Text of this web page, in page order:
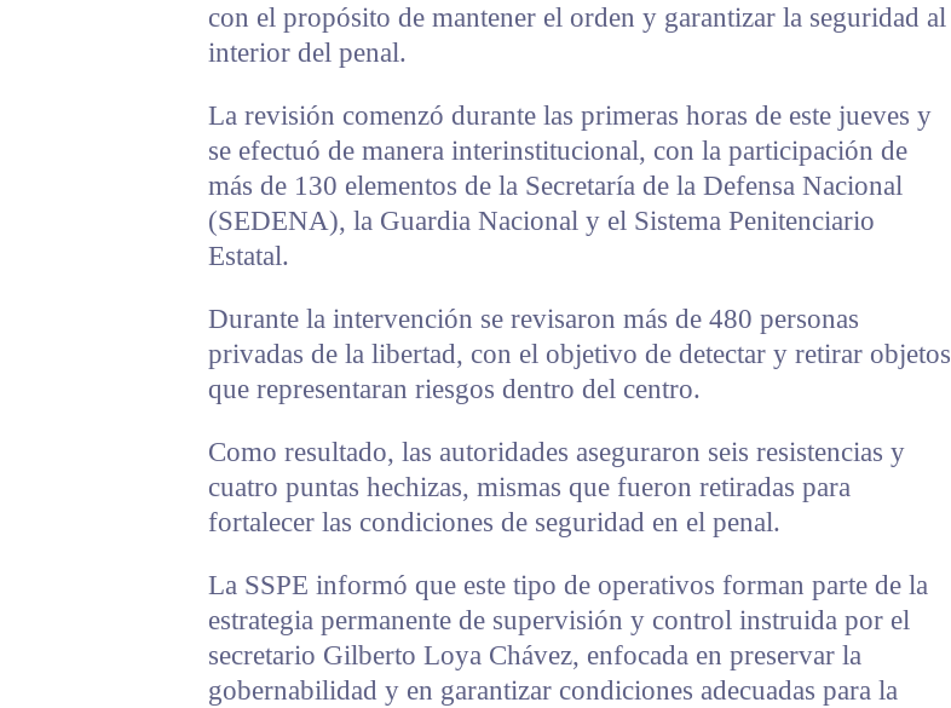
con el propósito de mantener el orden y garantizar la seguridad al
interior del penal.
La revisión comenzó durante las primeras horas de este jueves y
se efectuó de manera interinstitucional, con la participación de
más de 130 elementos de la Secretaría de la Defensa Nacional
(SEDENA), la Guardia Nacional y el Sistema Penitenciario
Estatal.
Durante la intervención se revisaron más de 480 personas
privadas de la libertad, con el objetivo de detectar y retirar objetos
que representaran riesgos dentro del centro.
Como resultado, las autoridades aseguraron seis resistencias y
cuatro puntas hechizas, mismas que fueron retiradas para
fortalecer las condiciones de seguridad en el penal.
La SSPE informó que este tipo de operativos forman parte de la
estrategia permanente de supervisión y control instruida por el
secretario Gilberto Loya Chávez, enfocada en preservar la
gobernabilidad y en garantizar condiciones adecuadas para la